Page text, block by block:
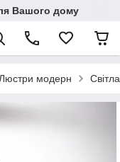
Вашого дому
Люстри модерн